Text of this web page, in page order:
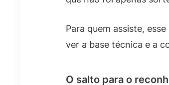
Para quem assiste,
ver a base técnica e a
O salto para o